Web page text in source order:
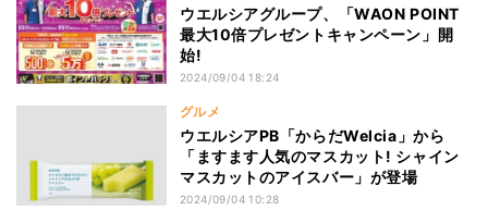
ウエルシアグループ、「WAON POINT
最大10倍プレゼントキャンペーン」開
始!
2024/09/04 18:24
グルメ
ウエルシアPB「からだWelcia」から
「ますます人気のマスカット! シャイン
マスカットのアイスバー」が登場
2024/09/04 10:28